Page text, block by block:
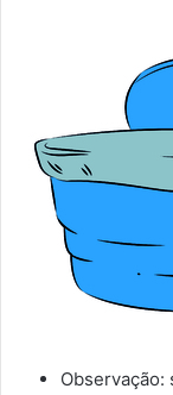
Observação: